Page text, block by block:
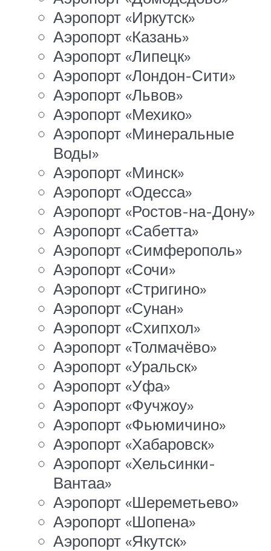
Аэропорт «Иркутск»
Аэропорт «Казань»
Аэропорт «Липецк»
Аэропорт «Лондон-Сити»
Аэропорт «Львов»
Аэропорт «Мехико»
Аэропорт «Минеральные
Воды»
Аэропорт «Минск»
Аэропорт «Одесса»
Аэропорт «Ростов-на-Дону»
Аэропорт «Сабетта»
Аэропорт «Симферополь»
Аэропорт «Сочи»
Аэропорт «Стригино»
Аэропорт «Сунан»
Аэропорт «Схипхол»
Аэропорт «Толмачёво»
Аэропорт «Уральск»
Аэропорт «Уфа»
Аэропорт «Фучжоу»
Аэропорт «Фьюмичино»
Аэропорт «Хабаровск»
Аэропорт «Хельсинки-
Вантаа»
Аэропорт «Шереметьево»
Аэропорт «Шопена»
Аэропорт «Якутск»